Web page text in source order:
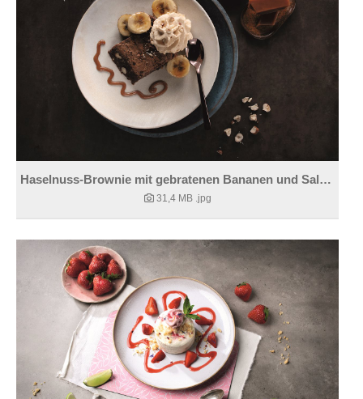
Haselnuss-Brownie mit gebratenen Bananen und Salty Caramel
31,4 MB .jpg